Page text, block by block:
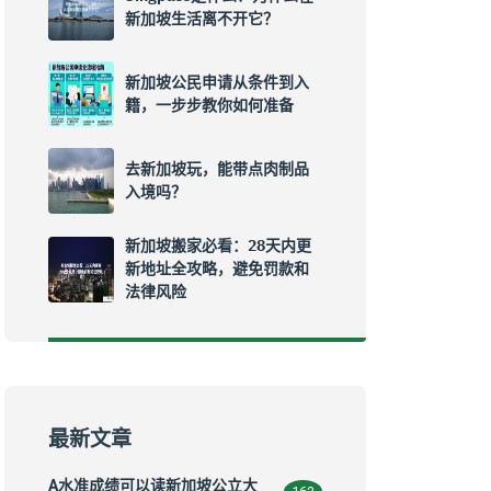
新加坡生活离不开它？
新加坡公民申请从条件到入
籍，一步步教你如何准备
去新加坡玩，能带点肉制品
入境吗？
新加坡搬家必看：28天内更
新地址全攻略，避免罚款和
法律风险
最新文章
A水准成绩可以读新加坡公立大